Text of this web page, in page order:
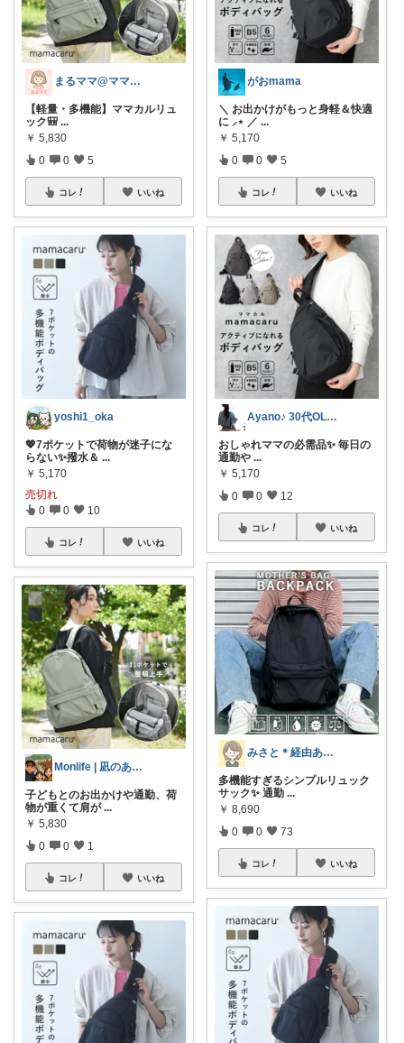
まるママ@ママに優しいグッズ＊*
【軽量・多機能】ママカルリュ
ック🎒 ...
￥ 5,830
0 0 5
コレ いいね
yoshi1_oka
💖7ポケットで荷物が迷子にな
らない✨撥水＆ ...
￥ 5,170
売切れ
0 0 10
コレ いいね
Monlife | 凪のある暮らし
子どもとのお出かけや通勤、荷
物が重くて肩が ...
￥ 5,830
0 0 1
コレ いいね
がおmama
＼ お出かけがもっと身軽＆快適
に ⸝⋆ ／ ...
￥ 5,170
0 0 5
コレ いいね
Ayano♪ 30代OLファッション
おしゃれママの必需品✨ 毎日の
通勤や ...
￥ 5,170
0 0 12
コレ いいね
みさと＊経由ありがとうございます🧡
多機能すぎるシンプルリュック
サック✨ 通勤 ...
￥ 8,690
0 0 73
コレ いいね